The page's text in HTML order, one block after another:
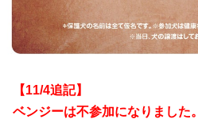
【11/4追記】
ベンジーは不参加になりました。